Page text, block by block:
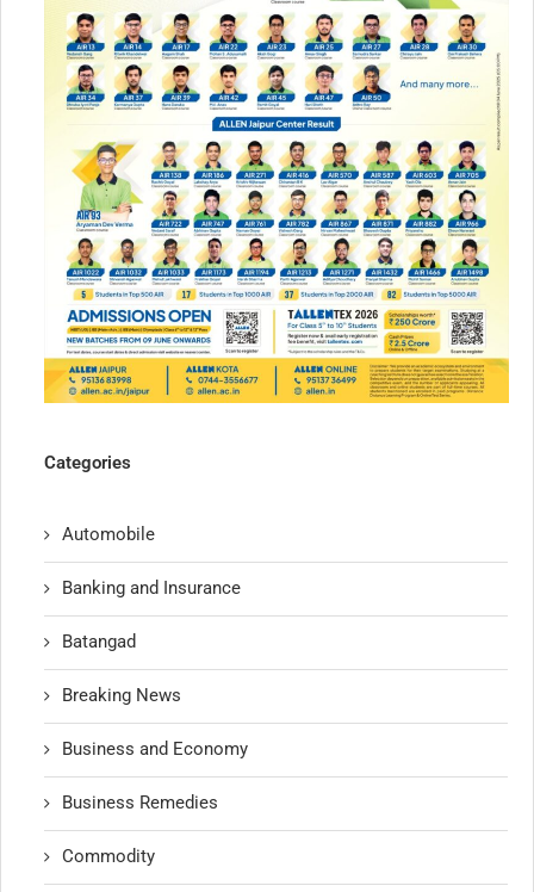
Categories
Automobile
Banking and Insurance
Batangad
Breaking News
Business and Economy
Business Remedies
Commodity